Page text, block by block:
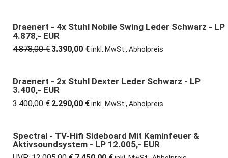
2.834,00 €
1.980,00 €.
31% günstiger
Draenert - 4x Stuhl Nobile Swing Leder Schwarz - LP
4.878,- EUR
4.878,00€ Ursprünglicher
4.878,00 €
3.390,00 €Aktueller
3.390,00 €.
inkl. MwSt., Abholpreis
33% günstiger
Draenert - 2x Stuhl Dexter Leder Schwarz - LP
3.400,- EUR
3.400,00€ Ursprünglicher
3.400,00 €
2.290,00 €Aktueller
2.290,00 €.
inkl. MwSt., Abholpreis
38% günstiger
Spectral - TV-Hifi Sideboard Mit Kaminfeuer &
Aktivsoundsystem - LP 12.005,- EUR